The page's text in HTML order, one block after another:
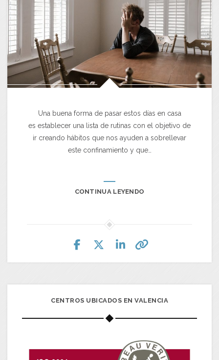
Una buena forma de pasar estos días en casa
es establecer una lista de rutinas con el objetivo de
ir creando hábitos que nos ayuden a sobrellevar
este confinamiento y que…
CONTINUA LEYENDO
CENTROS UBICADOS EN VALENCIA